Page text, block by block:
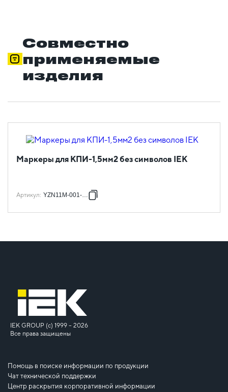
Совместно
применяемые
изделия
Маркеры для КПИ-1,5мм2 без символов IEK
Артикул: YZN11M-001-K00
IEK GROUP (c) 1999 – 2026
Все права защищены
Помощь в поиске информации по продукции
Чат технической поддержки
Центр раскрытия корпоративной информации